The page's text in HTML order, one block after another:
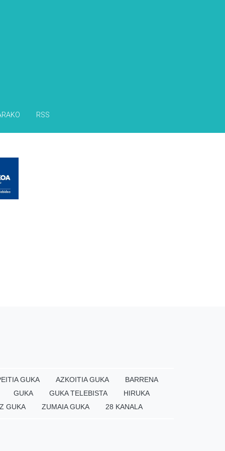
RSS
GUKA AZKOITIA GUKA
BARRENA
GUKA
GUKA TELEBISTA
HIRUKA
GUKA
ZUMAIA GUKA 28 KANALA